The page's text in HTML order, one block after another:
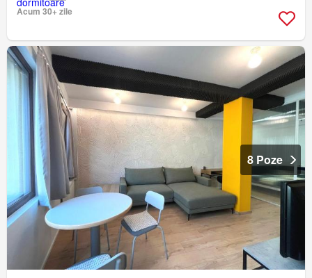
Acum 30+ zile
8 Poze